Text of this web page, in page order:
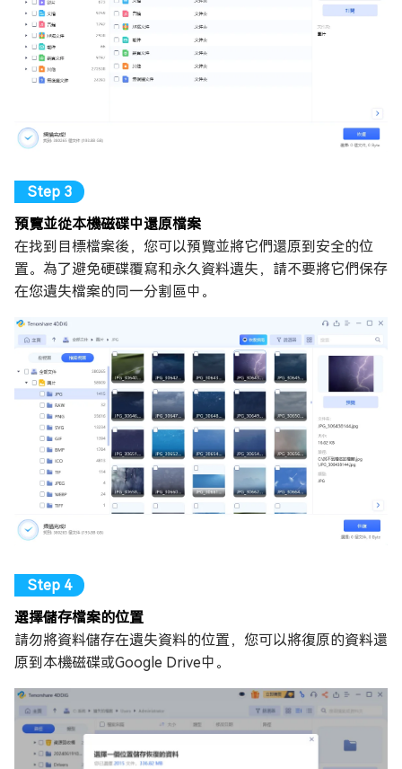
預覽並從本機磁碟中還原檔案
在找到目標檔案後，您可以預覽並將它們還原到安全的位
置。為了避免硬碟覆寫和永久資料遺失，請不要將它們保存
在您遺失檔案的同一分割區中。
選擇儲存檔案的位置
請勿將資料儲存在遺失資料的位置，您可以將復原的資料還
原到本機磁碟或Google Drive中。